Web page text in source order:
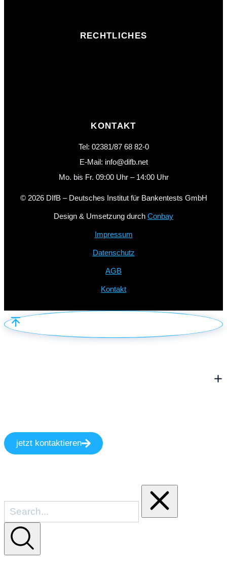
RECHTLICHES
KONTAKT
Tel: 02381/87 68 82-0
E-Mail: info@difb.net
Mo. bis Fr. 09:00 Uhr – 14:00 Uhr
© 2026 DIfB – Deutsches Institut für Bankentests GmbH
Design & Umsetzung durch Conbay
Impressum
Datenschutz
AGB
Kontakt
jetzt kontaktieren